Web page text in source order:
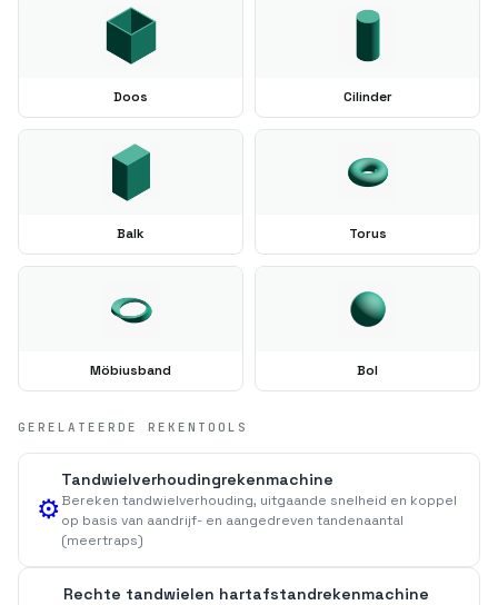
Doos Cilinder
Balk Torus
Möbiusband Bol
GERELATEERDE REKENTOOLS
⚙️
Tandwielverhoudingrekenmachine
Bereken tandwielverhouding, uitgaande snelheid en koppel
op basis van aandrijf- en aangedreven tandenaantal
(meertraps)
Rechte tandwielen hartafstandrekenmachine